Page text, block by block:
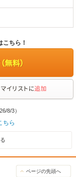
ちら！
8/3）
ちら
ページの先頭へ